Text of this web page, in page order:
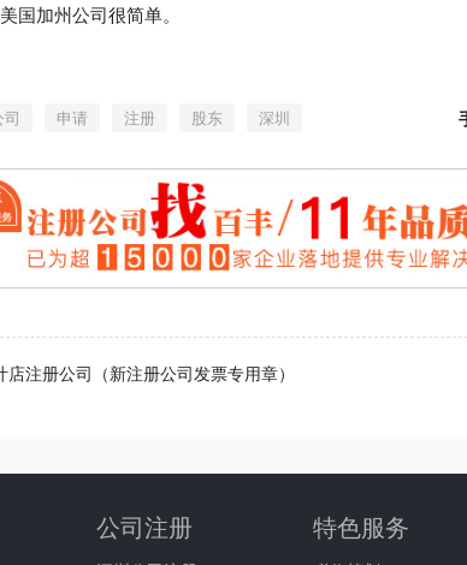
国加州公司很简单。
申请 注册 股东 深圳
店注册公司（新注册公司发票专用章）
公司注册 特色服务